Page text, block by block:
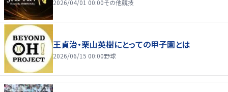
2026/04/01 00:00その他競技
王貞治・栗山英樹にとっての甲子園とは
2026/06/15 00:00野球